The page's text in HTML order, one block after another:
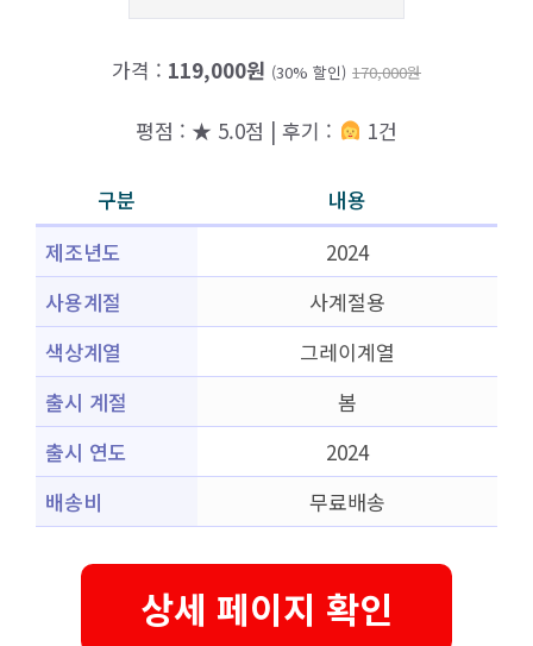
가격 : 119,000원 (30% 할인) 170,000원
평점 : ★ 5.0점 | 후기 : 1건
구분
내용
제조년도
2024
사용계절
사계절용
색상계열
그레이계열
출시 계절
봄
출시 연도
2024
배송비
무료배송
상세 페이지 확인